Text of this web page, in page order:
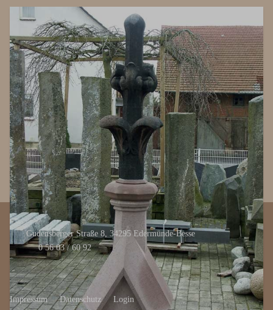
Gudensberger Straße 8, 34295 Edermünde-Besse
0 56 03 / 60 92
Impressum Datenschutz Login